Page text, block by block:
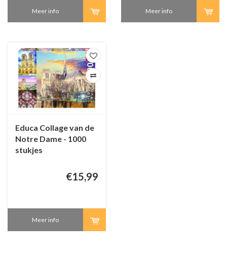
Meer info Meer info
Educa Collage van de
Notre Dame - 1000
stukjes
€15,99
Meer info